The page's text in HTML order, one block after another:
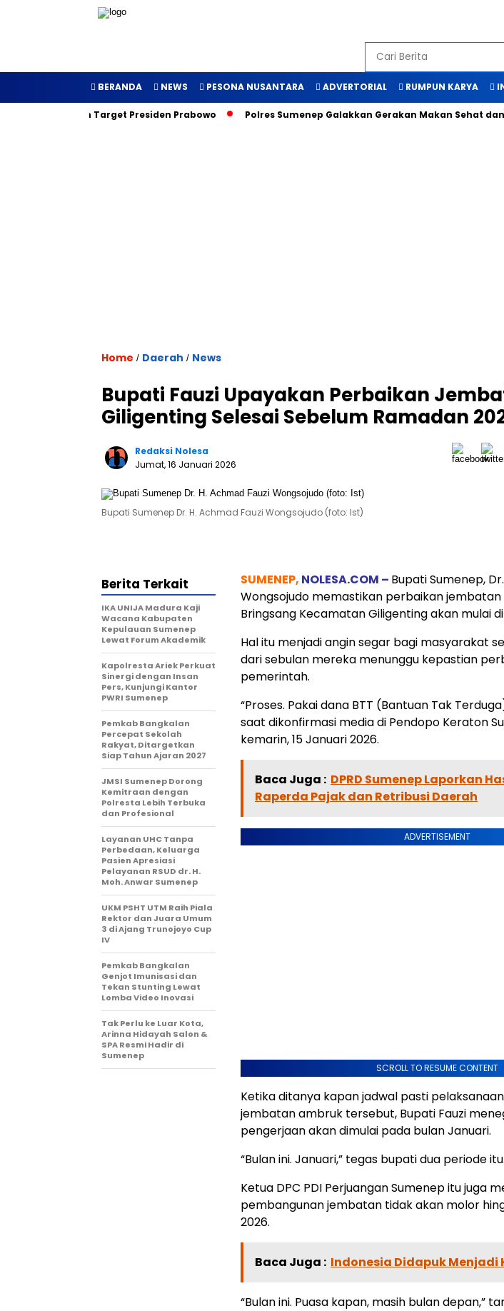
BERANDA NEWS PESONA NUSANTARA ADVERTORIAL RUMPUN KARYA
Inilah Target Presiden Prabowo Polres Sumenep Galakkan Gerakan Makan Sehat dan
Home / Daerah / News
Bupati Fauzi Upayakan Perbaikan
Giligenting Selesai Sebelum Ramadan
Redaksi Nolesa
Jumat, 16 Januari 2026
Bupati Sumenep Dr. H. Achmad Fauzi Wongsojudo (foto: Ist)
SUMENEP, NOLESA.COM – Bupati Sumenep,
Wongsojudo memastikan perbaikan jembatan
Bringsang Kecamatan Giligenting akan mulai
Hal itu menjadi angin segar bagi masyarakat
dari sebulan mereka menunggu kepastian
pemerintah.
“Proses. Pakai dana BTT (Bantuan Tak
saat dikonfirmasi media di Pendopo Keraton
kemarin, 15 Januari 2026.
Baca Juga : DPRD Sumenep Laporkan
Raperda Pajak dan Retribusi Daerah
ADVERTISEMENT
SCROLL TO RESUME CONTENT
Ketika ditanya kapan jadwal pasti
jembatan ambruk tersebut, Bupati Fauzi
pengerjaan akan dimulai pada bulan Januari.
“Bulan ini. Januari,” tegas bupati dua periode itu.
Ketua DPC PDI Perjuangan Sumenep itu juga
pembangunan jembatan tidak akan molor
2026.
Baca Juga : Indonesia Didapuk Menjadi
“Bulan ini. Puasa kapan, masih bulan depan,”
Berita Terkait
IKA UNIJA Madura Kaji
Wacana Kabupaten
Kepulauan Sumenep
Lewat Forum Akademik
Kapolresta Ariek Perkuat
Sinergi dengan Insan
Pers, Kunjungi Kantor
PWRI Sumenep
Pemkab Bangkalan
Percepat Sekolah
Rakyat, Ditargetkan
Siap Tahun Ajaran 2027
JMSI Sumenep Dorong
Kemitraan dengan
Polresta Lebih Terbuka
dan Profesional
Layanan UHC Tanpa
Perbedaan, Keluarga
Pasien Apresiasi
Pelayanan RSUD dr. H.
Moh. Anwar Sumenep
UKM PSHT UTM Raih Piala
Rektor dan Juara Umum
3 di Ajang Trunojoyo Cup
IV
Pemkab Bangkalan
Genjot Imunisasi dan
Tekan Stunting Lewat
Lomba Video Inovasi
Tak Perlu ke Luar Kota,
Arinna Hidayah Salon &
SPA Resmi Hadir di
Sumenep